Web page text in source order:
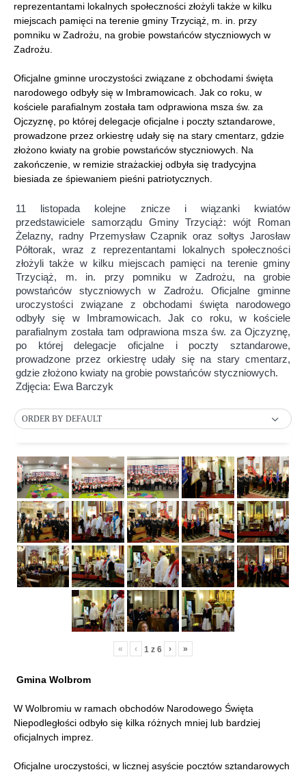
reprezentantami lokalnych społeczności złożyli także w kilku
miejscach pamięci na terenie gminy Trzyciąż, m. in. przy
pomniku w Zadrożu, na grobie powstańców styczniowych w
Zadrożu.
Oficjalne gminne uroczystości związane z obchodami święta
narodowego odbyły się w Imbramowicach. Jak co roku, w
kościele parafialnym została tam odprawiona msza św. za
Ojczyznę, po której delegacje oficjalne i poczty sztandarowe,
prowadzone przez orkiestrę udały się na stary cmentarz, gdzie
złożono kwiaty na grobie powstańców styczniowych. Na
zakończenie, w remizie strażackiej odbyła się tradycyjna
biesiada ze śpiewaniem pieśni patriotycznych.
11 listopada kolejne znicze i wiązanki kwiatów
przedstawiciele samorządu Gminy Trzyciąż: wójt Roman
Żelazny, radny Przemysław Czapnik oraz sołtys Jarosław
Półtorak, wraz z reprezentantami lokalnych społeczności
złożyli także w kilku miejscach pamięci na terenie gminy
Trzyciąż, m. in. przy pomniku w Zadrożu, na grobie
powstańców styczniowych w Zadrożu. Oficjalne gminne
uroczystości związane z obchodami święta narodowego
odbyły się w Imbramowicach. Jak co roku, w kościele
parafialnym została tam odprawiona msza św. za Ojczyznę,
po której delegacje oficjalne i poczty sztandarowe,
prowadzone przez orkiestrę udały się na stary cmentarz,
gdzie złożono kwiaty na grobie powstańców styczniowych.
Zdjęcia: Ewa Barczyk
ORDER BY DEFAULT
« ‹ 1 z 6 › »
Gmina Wolbrom
W Wolbromiu w ramach obchodów Narodowego Święta
Niepodległości odbyło się kilka różnych mniej lub bardziej
oficjalnych imprez.
Oficjalne uroczystości, w licznej asyście pocztów sztandarowych